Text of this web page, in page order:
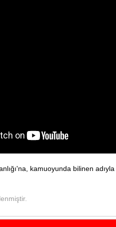
kamuoyunda bilinen